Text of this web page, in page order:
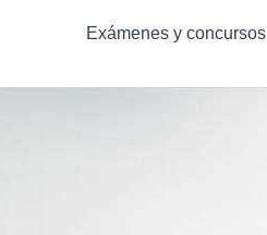
Exámenes y concursos